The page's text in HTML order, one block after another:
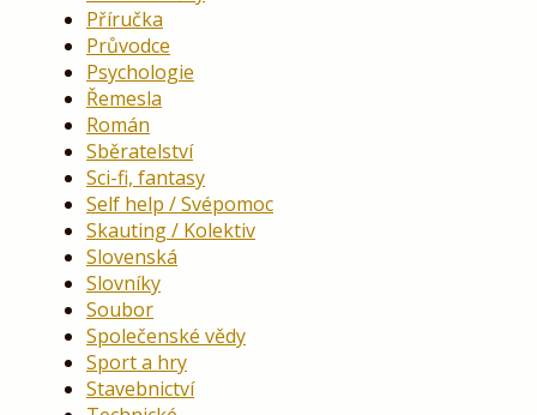
Příručka
Průvodce
Psychologie
Řemesla
Román
Sběratelství
Sci-fi, fantasy
Self help / Svépomoc
Skauting / Kolektiv
Slovenská
Slovníky
Soubor
Společenské vědy
Sport a hry
Stavebnictví